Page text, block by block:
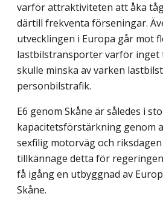
varför attraktiviteten att åka
därtill frekventa förseningar.
utvecklingen i Europa går mot
lastbilstransporter varför inget
skulle minska av varken
personbilstrafik.
E6 genom Skåne är således i
kapacitetsförstärkning genom
sexfilig motorväg och
tillkännage detta för
få igång en utbyggnad av
Skåne.